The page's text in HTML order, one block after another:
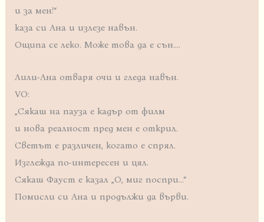
и за мен!“
каза си Ана и излезе навън.
Ощипа се леко. Може това да е сън….
Лили-Ана отваря очи и гледа навън.
VO:
„Сякаш на пауза е кадър от филм
и нова реалност пред мен е открил.
Светът е различен, когато е спрял.
Изглежда по-интересен и цял.
Сякаш Фауст е казал „О, миг поспри…“
Помисли си Ана и продължи да върви.